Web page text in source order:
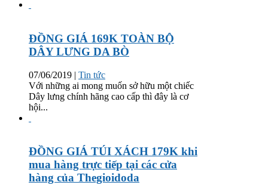
ĐỒNG GIÁ 169K TOÀN BỘ
DÂY LƯNG DA BÒ
07/06/2019 | Tin tức
Với những ai mong muốn sở hữu một chiếc
Dây lưng chính hãng cao cấp thì đây là cơ
hội...
ĐỒNG GIÁ TÚI XÁCH 179K khi
mua hàng trực tiếp tại các cửa
hàng của Thegioidoda